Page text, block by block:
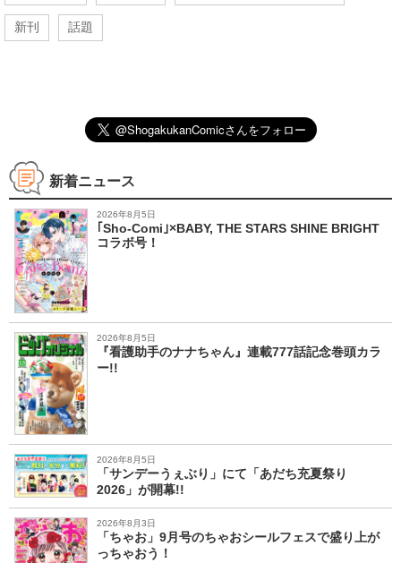
新刊 話題
新着ニュース
2026年8月5日
｢Sho-Comi｣×BABY, THE STARS SHINE BRIGHT
コラボ号！
2026年8月5日
『看護助手のナナちゃん』連載777話記念巻頭カラ
ー!!
2026年8月5日
「サンデーうぇぶり」にて「あだち充夏祭り
2026」が開幕!!
2026年8月3日
「ちゃお」9月号のちゃおシールフェスで盛り上が
っちゃおう！